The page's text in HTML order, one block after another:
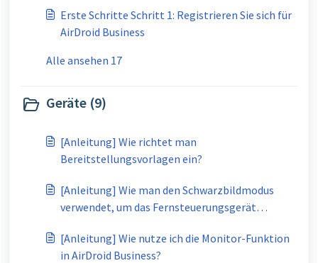
Erste Schritte Schritt 1: Registrieren Sie sich für
AirDroid Business
Alle ansehen 17
Geräte (9)
[Anleitung] Wie richtet man
Bereitstellungsvorlagen ein?
[Anleitung] Wie man den Schwarzbildmodus
verwendet, um das Fernsteuerungsgerät
[Anleitung] Wie nutze ich die Monitor-Funktion
in AirDroid Business?